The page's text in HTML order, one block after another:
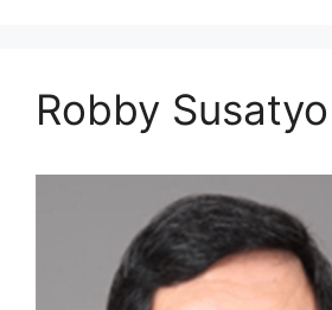
Robby Susatyo